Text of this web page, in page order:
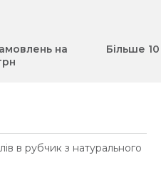
на
Більше
в рубчик з натурального